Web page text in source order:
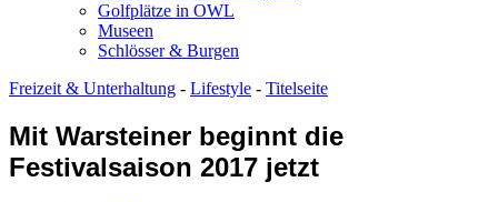
Golfplätze in OWL
Museen
Schlösser & Burgen
Freizeit & Unterhaltung - Lifestyle - Titelseite
Mit Warsteiner beginnt die
Festivalsaison 2017 jetzt